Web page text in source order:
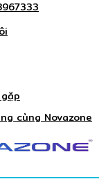
cùng Novazone